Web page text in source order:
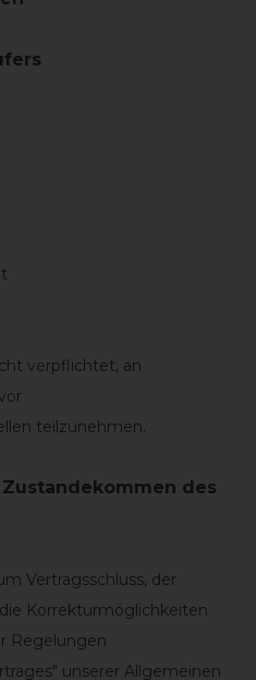
verpflichtet, an
teilzunehmen.
des
Vertragsschluss, der
Korrekturmöglichkeiten
Regelungen
unserer Allgemeinen